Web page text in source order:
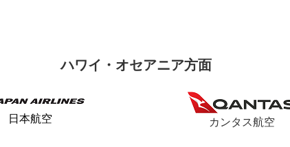
ハワイ・オセアニア方面
日本航空 カンタス航空